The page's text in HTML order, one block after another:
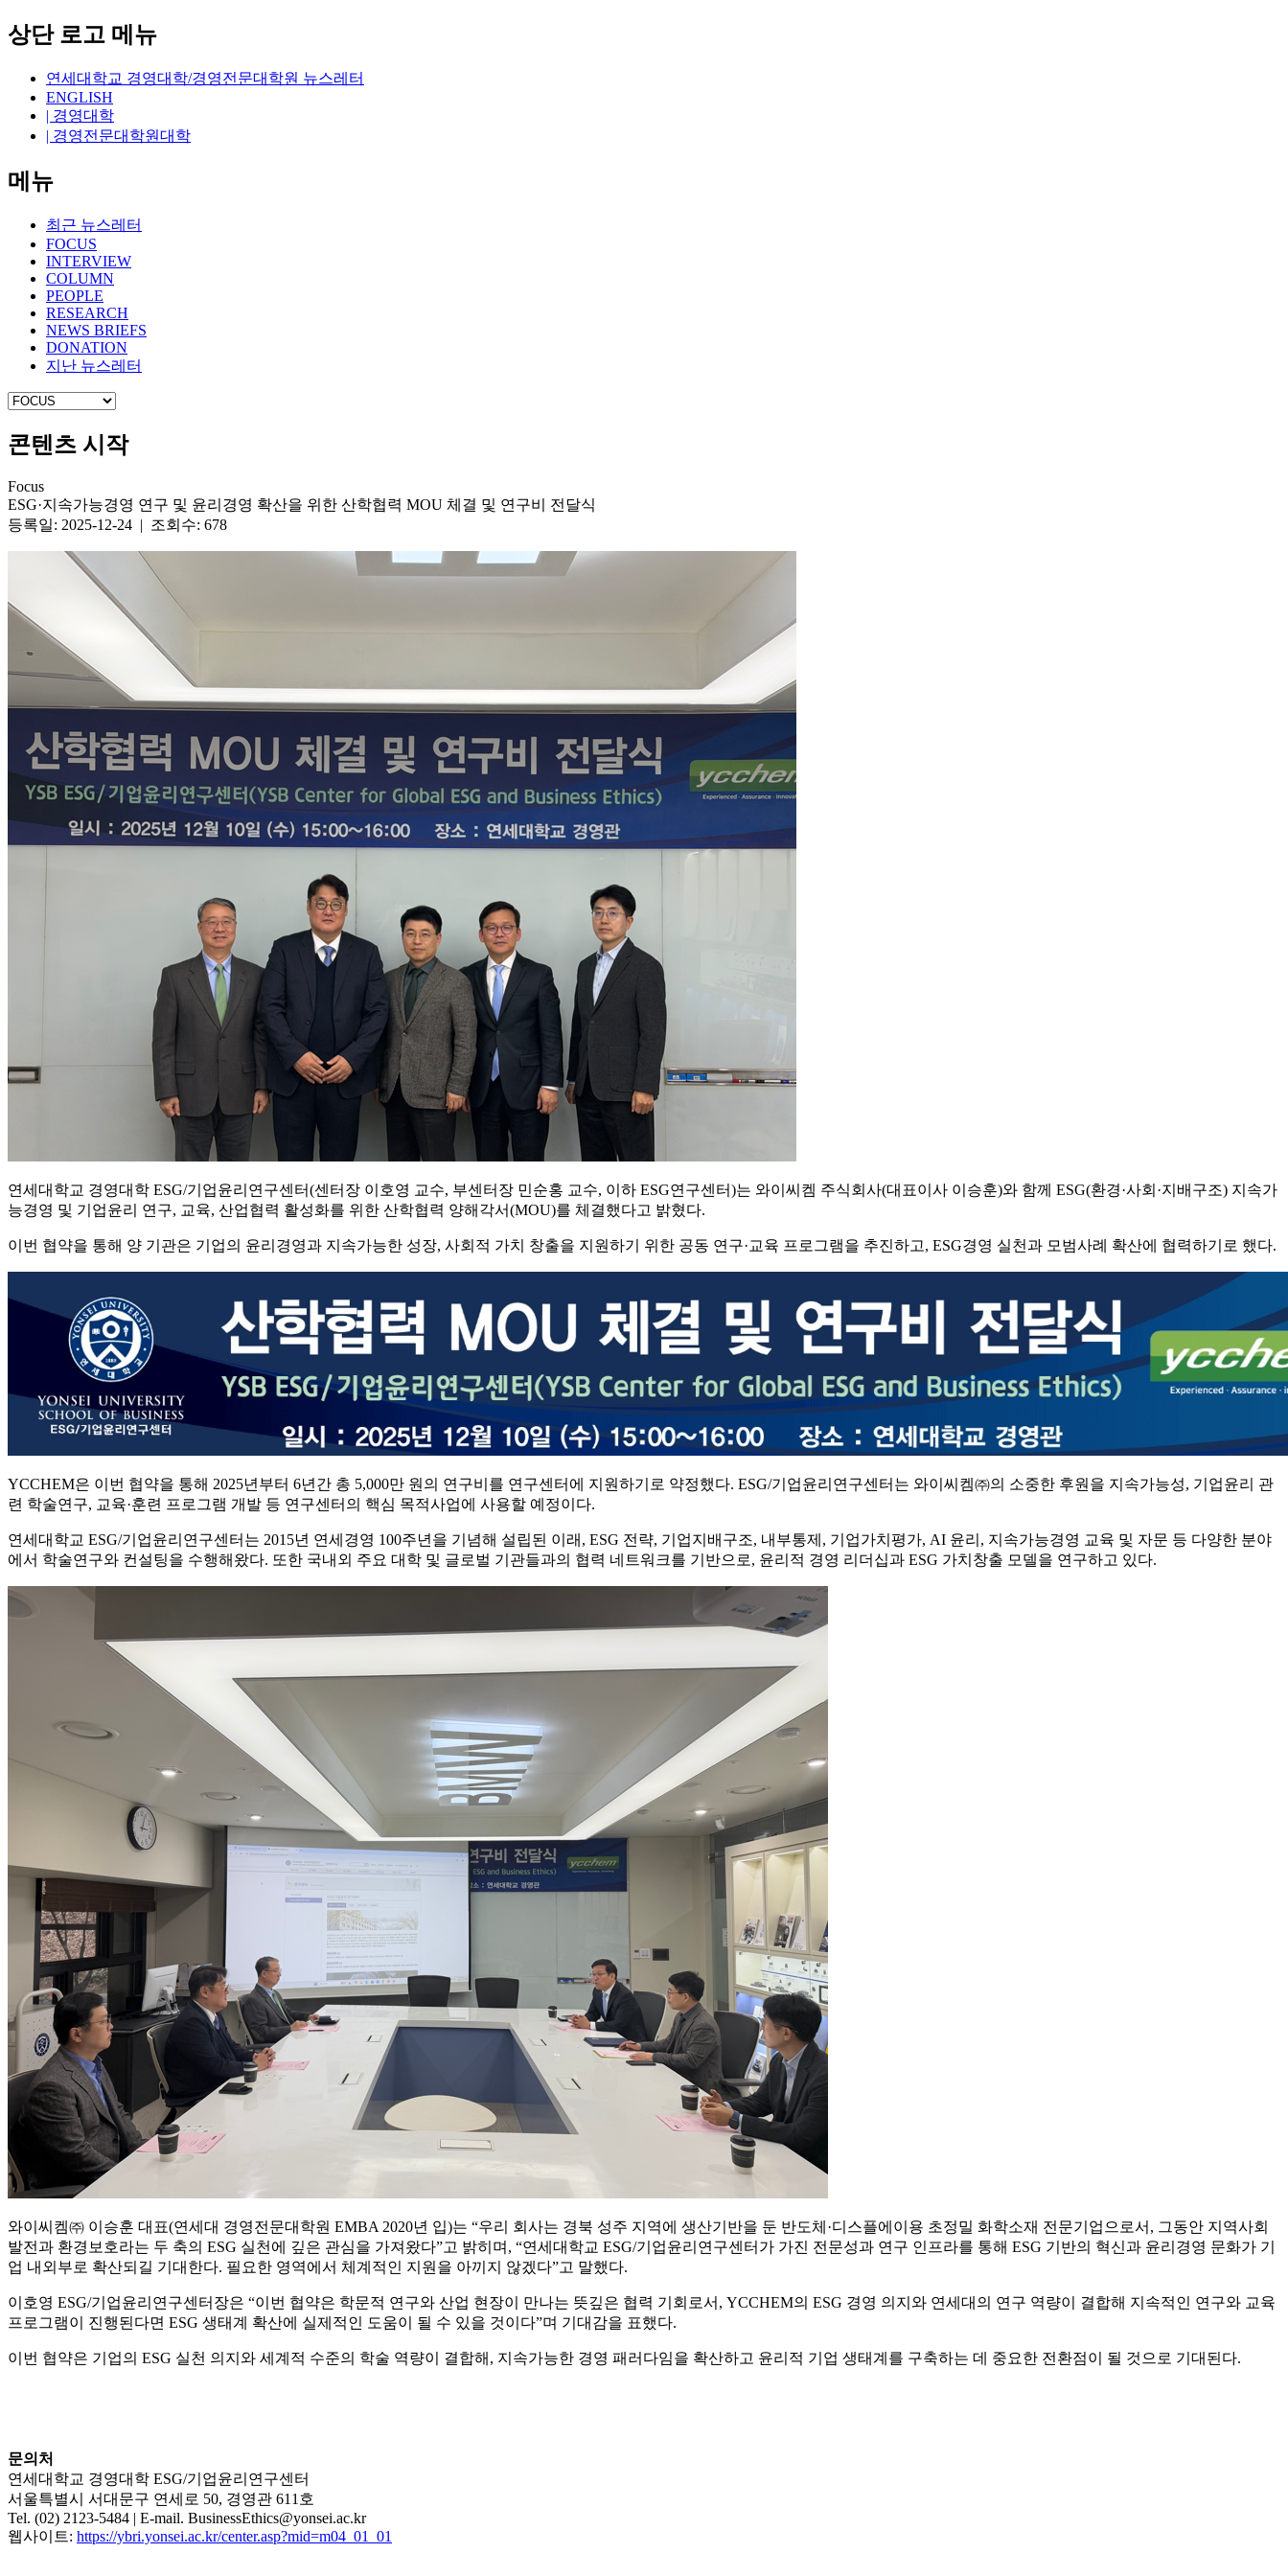
상단 로고 메뉴
연세대학교 경영대학/경영전문대학원 뉴스레터
ENGLISH
| 경영대학
| 경영전문대학원대학
메뉴
최근 뉴스레터
FOCUS
INTERVIEW
COLUMN
PEOPLE
RESEARCH
NEWS BRIEFS
DONATION
지난 뉴스레터
콘텐츠 시작
Focus
ESG·지속가능경영 연구 및 윤리경영 확산을 위한 산학협력 MOU 체결 및 연구비 전달식
등록일: 2025-12-24 | 조회수: 678
연세대학교 경영대학 ESG/기업윤리연구센터(센터장 이호영 교수, 부센터장 민순홍 교수, 이하 ESG연구센터)는 와이씨켐 주식회사(대표이사 이승훈)와 함께 ESG(환경·사회·지배구조) 지속가
능경영 및 기업윤리 연구, 교육, 산업협력 활성화를 위한 산학협력 양해각서(MOU)를 체결했다고 밝혔다.
이번 협약을 통해 양 기관은 기업의 윤리경영과 지속가능한 성장, 사회적 가치 창출을 지원하기 위한 공동 연구·교육 프로그램을 추진하고, ESG경영 실천과 모범사례 확산에 협력하기로 했다.
YCCHEM은 이번 협약을 통해 2025년부터 6년간 총 5,000만 원의 연구비를 연구센터에 지원하기로 약정했다. ESG/기업윤리연구센터는 와이씨켐㈜의 소중한 후원을 지속가능성, 기업윤리 관
련 학술연구, 교육·훈련 프로그램 개발 등 연구센터의 핵심 목적사업에 사용할 예정이다.
연세대학교 ESG/기업윤리연구센터는 2015년 연세경영 100주년을 기념해 설립된 이래, ESG 전략, 기업지배구조, 내부통제, 기업가치평가, AI 윤리, 지속가능경영 교육 및 자문 등 다양한 분야
에서 학술연구와 컨설팅을 수행해왔다. 또한 국내외 주요 대학 및 글로벌 기관들과의 협력 네트워크를 기반으로, 윤리적 경영 리더십과 ESG 가치창출 모델을 연구하고 있다.
와이씨켐㈜ 이승훈 대표(연세대 경영전문대학원 EMBA 2020년 입)는 “우리 회사는 경북 성주 지역에 생산기반을 둔 반도체·디스플에이용 초정밀 화학소재 전문기업으로서, 그동안 지역사회
발전과 환경보호라는 두 축의 ESG 실천에 깊은 관심을 가져왔다”고 밝히며, “연세대학교 ESG/기업윤리연구센터가 가진 전문성과 연구 인프라를 통해 ESG 기반의 혁신과 윤리경영 문화가 기
업 내외부로 확산되길 기대한다. 필요한 영역에서 체계적인 지원을 아끼지 않겠다”고 말했다.
이호영 ESG/기업윤리연구센터장은 “이번 협약은 학문적 연구와 산업 현장이 만나는 뜻깊은 협력 기회로서, YCCHEM의 ESG 경영 의지와 연세대의 연구 역량이 결합해 지속적인 연구와 교육
프로그램이 진행된다면 ESG 생태계 확산에 실제적인 도움이 될 수 있을 것이다”며 기대감을 표했다.
이번 협약은 기업의 ESG 실천 의지와 세계적 수준의 학술 역량이 결합해, 지속가능한 경영 패러다임을 확산하고 윤리적 기업 생태계를 구축하는 데 중요한 전환점이 될 것으로 기대된다.
문의처
연세대학교 경영대학 ESG/기업윤리연구센터
서울특별시 서대문구 연세로 50, 경영관 611호
Tel. (02) 2123-5484 | E-mail. BusinessEthics@yonsei.ac.kr
웹사이트: https://ybri.yonsei.ac.kr/center.asp?mid=m04_01_01